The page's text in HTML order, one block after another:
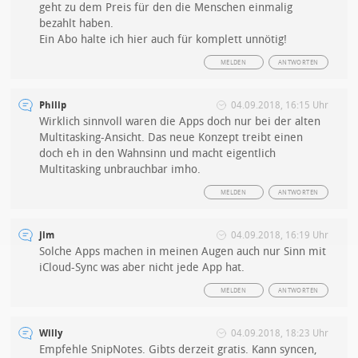
geht zu dem Preis für den die Menschen einmalig
bezahlt haben.
Ein Abo halte ich hier auch für komplett unnötig!
ANTWORTEN
MELDEN
Philip 04.09.2018, 16:15 Uhr
Wirklich sinnvoll waren die Apps doch nur bei der alten
Multitasking-Ansicht. Das neue Konzept treibt einen
doch eh in den Wahnsinn und macht eigentlich
Multitasking unbrauchbar imho.
ANTWORTEN
MELDEN
jim 04.09.2018, 16:19 Uhr
Solche Apps machen in meinen Augen auch nur Sinn mit
iCloud-Sync was aber nicht jede App hat.
ANTWORTEN
MELDEN
Willy 04.09.2018, 18:23 Uhr
Empfehle SnipNotes. Gibts derzeit gratis. Kann syncen,